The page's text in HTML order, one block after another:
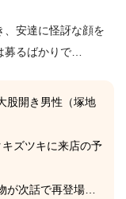
、安達に怪訝な顔を
募るばかりで…
股開き男性（塚地
ズツキに来店の予
が次話で再登場…